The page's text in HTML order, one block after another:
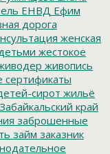
ель ЕНВД Ефим
дорога
женская
жестокое
живопись
сирот жильё
Забайкальский край
заброшенные
займ заказник